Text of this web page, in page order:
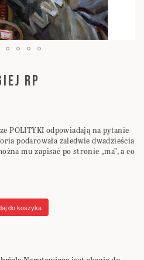
RP
POLITYKI odpowiadają na pytanie
podarowała zaledwie dwadzieścia
mu zapisać po stronie „ma”, a co
do koszyka